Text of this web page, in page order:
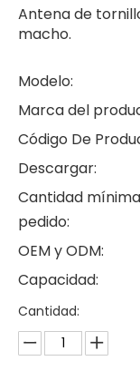
Antena de
macho.
Modelo:
Marca del
Código De
Descargar:
Cantidad
pedido:
OEM y ODM:
Capacidad:
Cantidad: